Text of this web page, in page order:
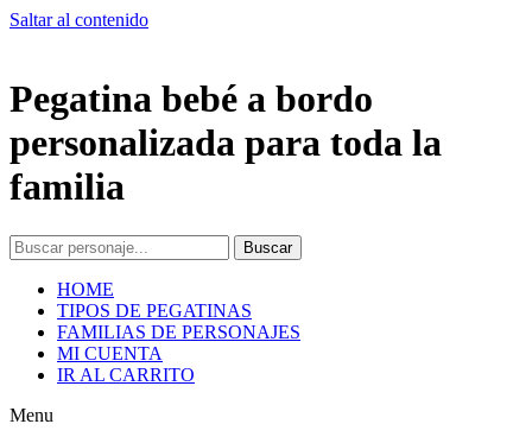
Saltar al contenido
Pegatina bebé a bordo
personalizada para toda la
familia
Buscar
HOME
TIPOS DE PEGATINAS
FAMILIAS DE PERSONAJES
MI CUENTA
IR AL CARRITO
Menu